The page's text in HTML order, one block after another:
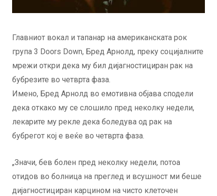
Главниот вокал и тапанар на американската рок
група 3 Doors Down, Бред Арнолд, преку социјалните
мрежи откри дека му бил дијагностициран рак на
бубрезите во четврта фаза.
Имено, Бред Арнолд во емотивна објава сподели
дека откако му се слошило пред неколку недели,
лекарите му рекле дека боледува од рак на
бубрегот кој е веќе во четврта фаза.
„Значи, бев болен пред неколку недели, потоа
отидов во болница на преглед и всушност ми беше
дијагностициран карцином на чисто клеточен